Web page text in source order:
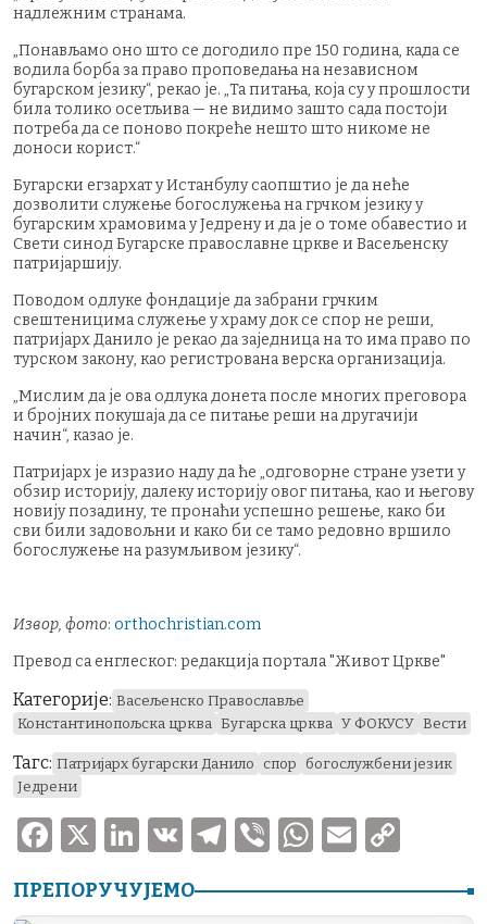
надлежним странама.
„Понављамо оно што се догодило пре 150 година, када се
водила борба за право проповедања на независном
бугарском језику“, рекао је. „Та питања, која су у прошлости
била толико осетљива — не видимо зашто сада постоји
потреба да се поново покреће нешто што никоме не
доноси корист.“
Бугарски егзархат у Истанбулу саопштио је да неће
дозволити служење богослужења на грчком језику у
бугарским храмовима у Једрену и да је о томе обавестио и
Свети синод Бугарске православне цркве и Васељенску
патријаршију.
Поводом одлуке фондације да забрани грчким
свештеницима служење у храму док се спор не реши,
патријарх Данило је рекао да заједница на то има право по
турском закону, као регистрована верска организација.
„Мислим да је ова одлука донета после многих преговора
и бројних покушаја да се питање реши на другачији
начин“, казао је.
Патријарх је изразио наду да ће „одговорне стране узети у
обзир историју, далеку историју овог питања, као и његову
новију позадину, те пронаћи успешно решење, како би
сви били задовољни и како би се тамо редовно вршило
богослужење на разумљивом језику“.
Извор, фото: orthochristian.com
Превод са енглеског: редакција портала "Живот Цркве"
Категорије: Васељенско Православље
Константинопољска црква Бугарска црква У ФОКУСУ Вести
Тагс: Патријарх бугарски Данило спор
богослужбени језик
Једрени
F
c
X
Li
k
V
T
e
V
er
W
at
E
ai p
ПРЕПОРУЧУЈЕМО